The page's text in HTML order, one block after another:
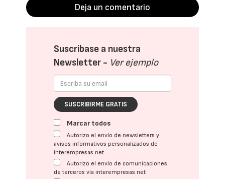
Deja un comentario
Suscríbase a nuestra
Newsletter - Ver ejemplo
SUSCRIBIRME GRATIS
Marcar todos
Autorizo el envío de newsletters y
avisos informativos personalizados de
interempresas.net
Autorizo el envío de comunicaciones
de terceros vía interempresas.net